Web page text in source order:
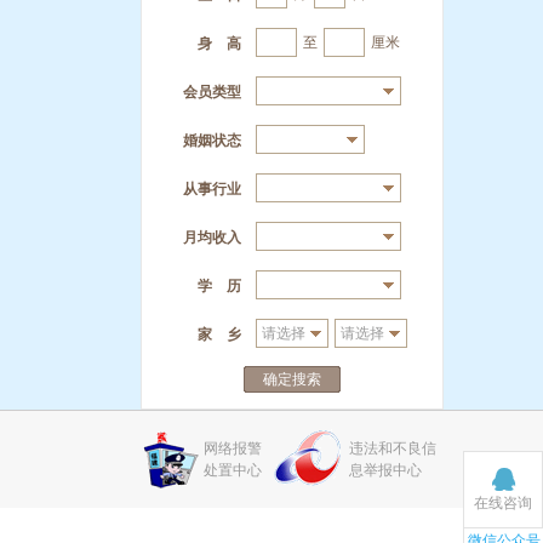
身 高 至 厘米
会员类型
婚姻状态
从事行业
月均收入
学 历
家 乡
确定搜索
网络报警
处置中心
违法和不良信
息举报中心
在线咨询